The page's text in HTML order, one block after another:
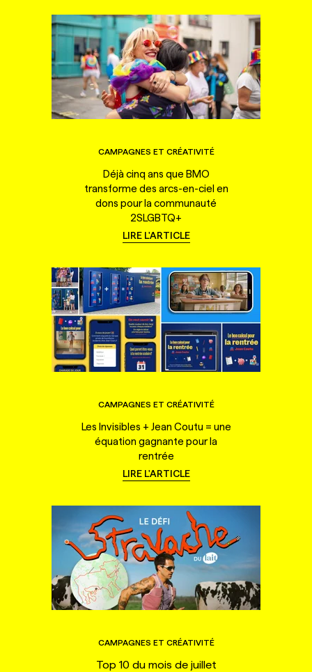
CAMPAGNES ET CRÉATIVITÉ
Déjà cinq ans que BMO
transforme des arcs-en-ciel en
dons pour la communauté
2SLGBTQ+
LIRE L'ARTICLE
CAMPAGNES ET CRÉATIVITÉ
Les Invisibles + Jean Coutu = une
équation gagnante pour la
rentrée
LIRE L'ARTICLE
CAMPAGNES ET CRÉATIVITÉ
Top 10 du mois de juillet